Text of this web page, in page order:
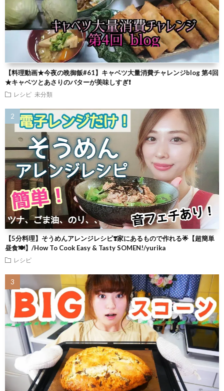
【料理動画★今夜の晩御飯#61】キャベツ大量消費チャレンジblog 第4回
★キャベツとあさりのバターが美味しすぎ❗
レシピ 未分類
【5分料理】そうめんアレンジレシピ❣️家にあるもので作れる🌟【超簡単
昼食🍽】/How To Cook Easy & Tasty SOMEN!/yurika
レシピ